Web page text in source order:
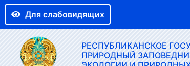
Для слабовидящих
РЕСПУБЛИКАНСКОЕ
ПРИРОДНЫЙ